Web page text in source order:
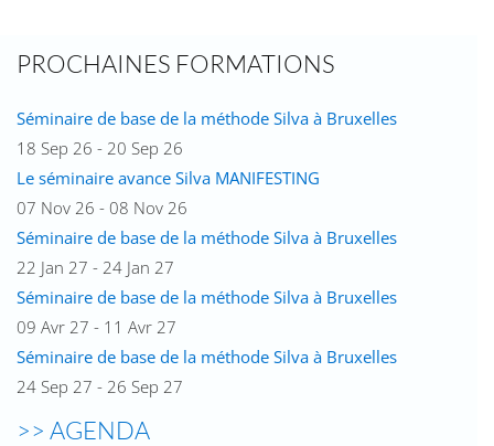
PROCHAINES FORMATIONS
Séminaire de base de la méthode Silva à Bruxelles
18 Sep 26 - 20 Sep 26
Le séminaire avance Silva MANIFESTING
07 Nov 26 - 08 Nov 26
Séminaire de base de la méthode Silva à Bruxelles
22 Jan 27 - 24 Jan 27
Séminaire de base de la méthode Silva à Bruxelles
09 Avr 27 - 11 Avr 27
Séminaire de base de la méthode Silva à Bruxelles
24 Sep 27 - 26 Sep 27
>> AGENDA